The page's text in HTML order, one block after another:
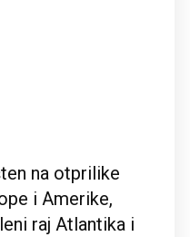
na otprilike
i Amerike,
raj Atlantika i